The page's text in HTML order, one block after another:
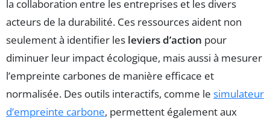
la collaboration entre les entreprises et les divers
acteurs de la durabilité. Ces ressources aident non
seulement à identifier les leviers d’action pour
diminuer leur impact écologique, mais aussi à mesurer
l’empreinte carbones de manière efficace et
normalisée. Des outils interactifs, comme le simulateur
d’empreinte carbone, permettent également aux